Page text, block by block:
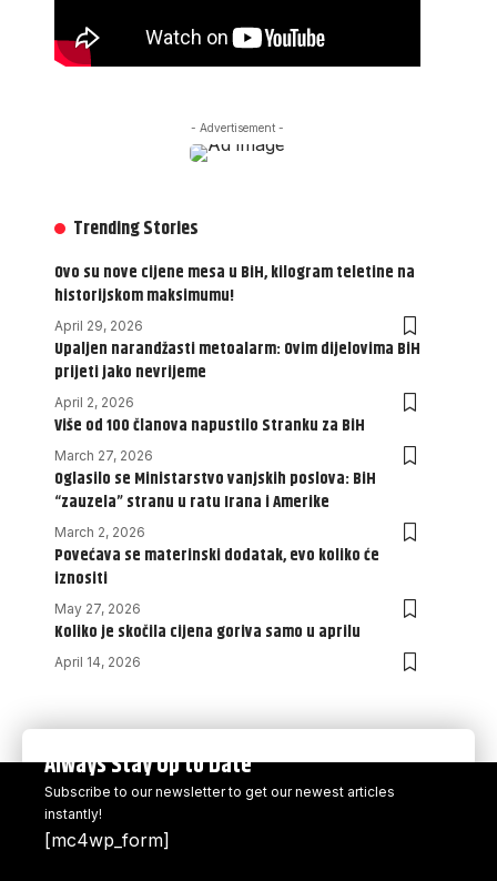
- Advertisement -
Trending Stories
Ovo su nove cijene mesa u BiH, kilogram teletine na
historijskom maksimumu!
April 29, 2026
Upaljen narandžasti metoalarm: Ovim dijelovima BiH
prijeti jako nevrijeme
April 2, 2026
Više od 100 članova napustilo Stranku za BiH
March 27, 2026
Oglasilo se Ministarstvo vanjskih poslova: BiH
“zauzela” stranu u ratu Irana i Amerike
March 2, 2026
Povećava se materinski dodatak, evo koliko će
iznositi
May 27, 2026
Koliko je skočila cijena goriva samo u aprilu
April 14, 2026
Always Stay Up to Date
Subscribe to our newsletter to get our newest articles
instantly!
[mc4wp_form]